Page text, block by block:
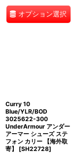
オプション選択
Curry 10
Blue/YLR/BOD
3025622-300
UnderArmour アンダー
アーマー シューズ ステ
フォン カリー 【海外取
寄】
[SH22728]